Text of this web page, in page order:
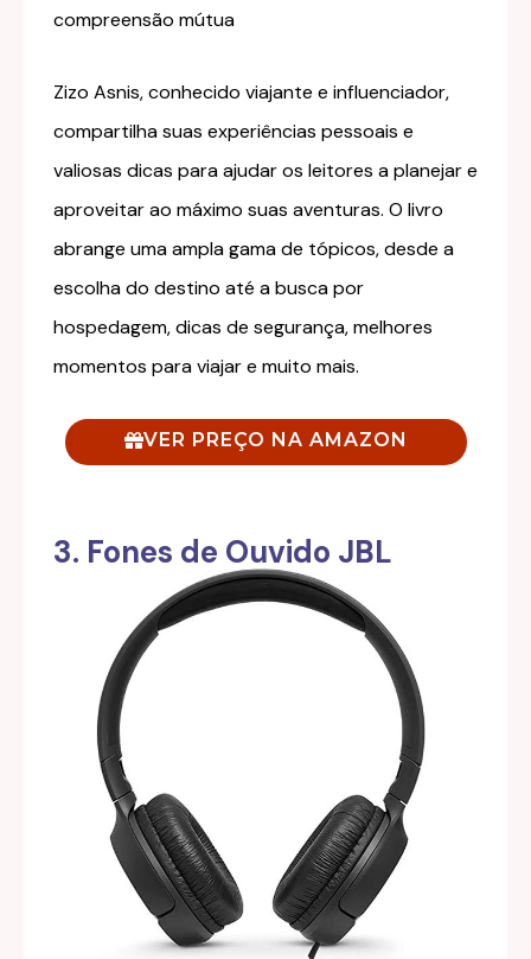
compreensão mútua
Zizo Asnis, conhecido viajante e influenciador,
compartilha suas experiências pessoais e
valiosas dicas para ajudar os leitores a planejar e
aproveitar ao máximo suas aventuras. O livro
abrange uma ampla gama de tópicos, desde a
escolha do destino até a busca por
hospedagem, dicas de segurança, melhores
momentos para viajar e muito mais.
VER PREÇO NA AMAZON
3. Fones de Ouvido JBL